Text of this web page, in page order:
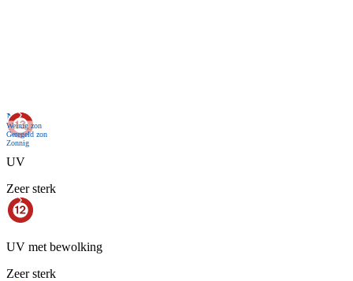
Nu
Weinig zon
Geregeld zon
Zonnig
UV
Zeer sterk
UV met bewolking
Zeer sterk